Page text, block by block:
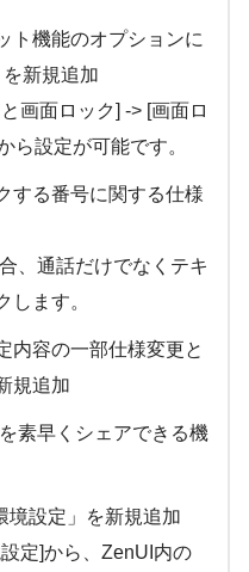
ト機能のオプションに
を新規追加
画面ロック] -> [画面ロ
ら設定が可能です。
する番号に関する仕様
、通話だけでなくテキ
します。
内容の一部仕様変更と
規追加
素早くシェアできる機
境設定」を新規追加
定]から、ZenUI内の